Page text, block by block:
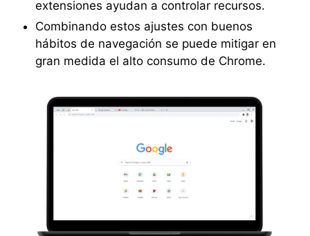
extensiones ayudan a controlar recursos.
Combinando estos ajustes con buenos
hábitos de navegación se puede mitigar en
gran medida el alto consumo de Chrome.